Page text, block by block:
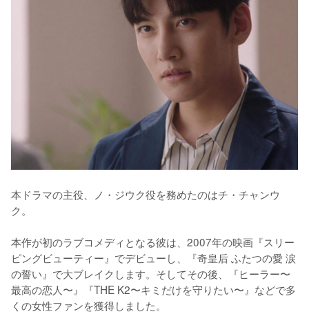
本ドラマの主役、ノ・ジウク役を務めたのはチ・チャンウ
ク。
本作が初のラブコメディとなる彼は、2007年の映画『スリー
ピングビューティー』でデビューし、『奇皇后 ふたつの愛 涙
の誓い』で大ブレイクします。そしてその後、『ヒーラー〜
最高の恋人〜』『THE K2〜キミだけを守りたい〜』などで多
くの女性ファンを獲得しました。